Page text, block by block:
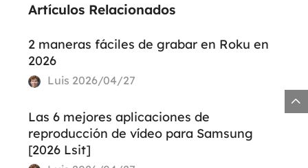
Artículos Relacionados
2 maneras fáciles de grabar en Roku en
2026
Luis 2026/04/27
Las 6 mejores aplicaciones de
reproducción de vídeo para Samsung
[2026 Lsit]
